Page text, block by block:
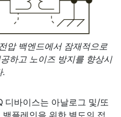
압 백엔드에서 잠재적으로
하고 노이즈 방지를 향상시
.
바이스는 아날로그 및/또